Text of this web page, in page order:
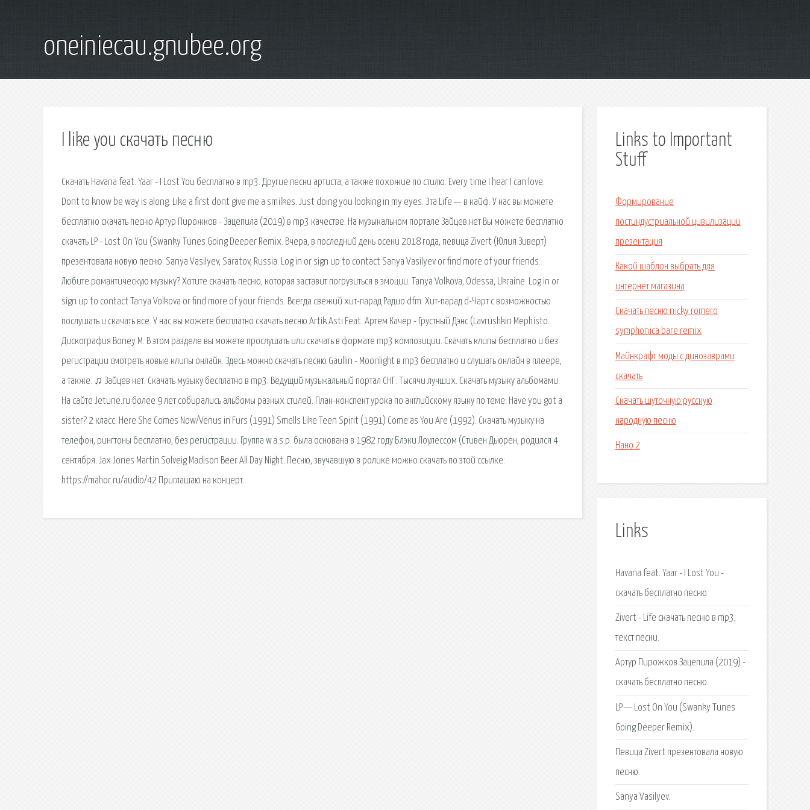
oneiniecau.gnubee.org
I like you скачать песню
Скачать Havana feat. Yaar - I Lost You бесплатно в mp3. Другие песни артиста, а также похожие по стилю. Every time I hear I can love.
Dont to know be way is along. Like a first dont give me a smilkes. Just doing you looking in my eyes. Эта Life — в кайф. У нас вы можете
бесплатно скачать песню Артур Пирожков - Зацепила (2019) в mp3 качестве. На музыкальном портале Зайцев.нет Вы можете бесплатно
скачать LP - Lost On You (Swanky Tunes Going Deeper Remix. Вчера, в последний день осени 2018 года, певица Zivert (Юлия Зиверт)
презентовала новую песню. Sanya Vasilyev, Saratov, Russia. Log in or sign up to contact Sanya Vasilyev or find more of your friends.
Любите романтическую музыку? Хотите скачать песню, которая заставит погрузиться в эмоции. Tanya Volkova, Odessa, Ukraine. Log in or
sign up to contact Tanya Volkova or find more of your friends. Всегда свежий хит-парад Радио dfm: Хит-парад d-Чарт с возможностью
послушать и скачать все. У нас вы можете бесплатно скачать песню Artik Asti Feat. Артем Качер - Грустный Дэнс (Lavrushkin Mephisto.
Дискография Boney M. В этом разделе вы можете прослушать или скачать в формате mp3 композиции. Скачать клипы бесплатно и без
регистрации смотреть новые клипы онлайн. Здесь можно скачать песню Gaullin - Moonlight в mp3 бесплатно и слушать онлайн в плеере,
а также. ♫ Зайцев нет. Скачать музыку бесплатно в mp3. Ведущий музыкальный портал СНГ. Тысячи лучших. Скачать музыку альбомами.
На сайте Jetune.ru более 9 лет собирались альбомы разных стилей. План-конспект урока по английскому языку по теме: Have you got a
sister? 2 класс. Here She Comes Now/Venus in Furs (1991) Smells Like Teen Spirit (1991) Come as You Are (1992). Скачать музыку на
телефон, рингтоны бесплатно, без регистрации. Группа w.a.s.p. была основана в 1982 году Блэки Лоулессом (Стивен Дьюрен, родился 4
сентября. Jax Jones Martin Solveig Madison Beer All Day Night. Песню, звучавшую в ролике можно скачать по этой ссылке:
https://mahor.ru/audio/42 Приглашаю на концерт.
Links to Important
Stuff
Формирование
постиндустриальной цивилизации
презентация
Какой шаблон выбрать для
интернет магазина
Скачать песню nicky romero
symphonica bare remix
Майнкрафт моды с динозаврами
скачать
Скачать шуточную русскую
народную песню
Нано 2
Links
Havana feat. Yaar - I Lost You -
скачать бесплатно песню
Zivert - Life скачать песню в mp3,
текст песни.
Артур Пирожков Зацепила (2019) -
скачать бесплатно песню.
LP — Lost On You (Swanky Tunes
Going Deeper Remix).
Певица Zivert презентовала новую
песню.
Sanya Vasilyev.